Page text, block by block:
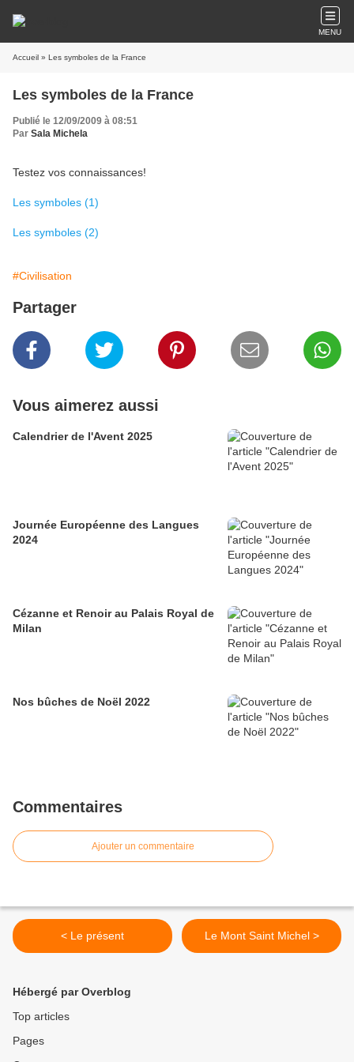
MENU
Accueil » Les symboles de la France
Les symboles de la France
Publié le 12/09/2009 à 08:51
Par Sala Michela
Testez vos connaissances!
Les symboles (1)
Les symboles (2)
#Civilisation
Partager
Vous aimerez aussi
Calendrier de l'Avent 2025
Journée Européenne des Langues
2024
Cézanne et Renoir au Palais Royal de
Milan
Nos bûches de Noël 2022
Commentaires
Ajouter un commentaire
< Le présent Le Mont Saint Michel >
Hébergé par Overblog
Top articles
Pages